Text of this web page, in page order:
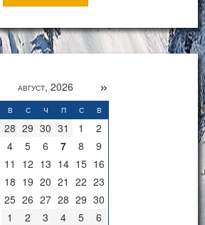
август, 2026 »
в с ч п с
в
28 29 30 31 1
2
4 5 6 7 8
9
11 12 13 14 15 16
18 19 20 21 22 23
25 26 27 28 29 30
1 2 3 4 5 6